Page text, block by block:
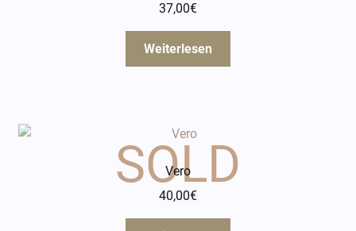
37,00€
Weiterlesen
Vero
40,00€